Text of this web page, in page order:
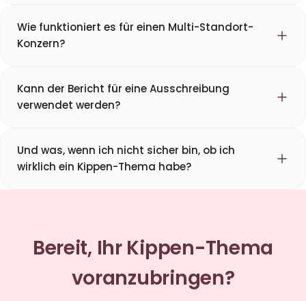
Wie funktioniert es für einen Multi-Standort-
Konzern?
Kann der Bericht für eine Ausschreibung
verwendet werden?
Und was, wenn ich nicht sicher bin, ob ich
wirklich ein Kippen-Thema habe?
Bereit, Ihr Kippen-Thema
voranzubringen?